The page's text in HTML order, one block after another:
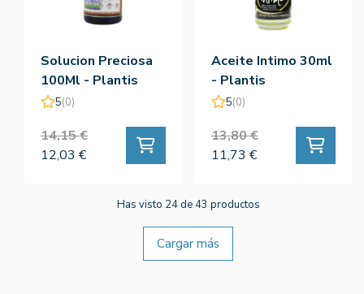
Solucion Preciosa
100Ml - Plantis
5(0)
14,15 €
12,03 €
Aceite Intimo 30ml
- Plantis
5(0)
13,80 €
11,73 €
Has visto 24 de 43 productos
Cargar más